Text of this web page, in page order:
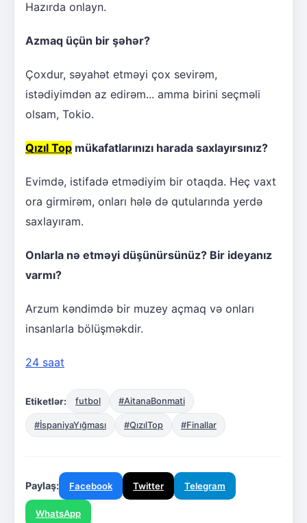
Hazırda onlayn.
Azmaq üçün bir şəhər?
Çoxdur, səyahət etməyi çox sevirəm,
istədiyimdən az edirəm... amma birini seçməli
olsam, Tokio.
Qızıl Top mükafatlarınızı harada saxlayırsınız?
Evimdə, istifadə etmədiyim bir otaqda. Heç vaxt
ora girmirəm, onları hələ də qutularında yerdə
saxlayıram.
Onlarla nə etməyi düşünürsünüz? Bir ideyanız
varmı?
Arzum kəndimdə bir muzey açmaq və onları
insanlarla bölüşməkdir.
24 saat
Etiketlər: futbol #AitanaBonmati
#İspaniyaYığması #QızılTop #Finallar
Paylaş: Facebook Twitter Telegram
WhatsApp